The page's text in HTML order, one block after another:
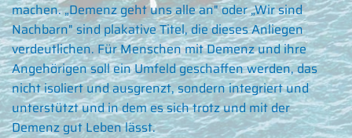
machen. „Demenz geht uns alle an" oder „Wir sind
Nachbarn" sind plakative Titel, die dieses Anliegen
verdeutlichen. Für Menschen mit Demenz und ihre
Angehörigen soll ein Umfeld geschaffen werden, das
nicht isoliert und ausgrenzt, sondern integriert und
unterstützt und in dem es sich trotz und mit der
Demenz gut Leben lässt.